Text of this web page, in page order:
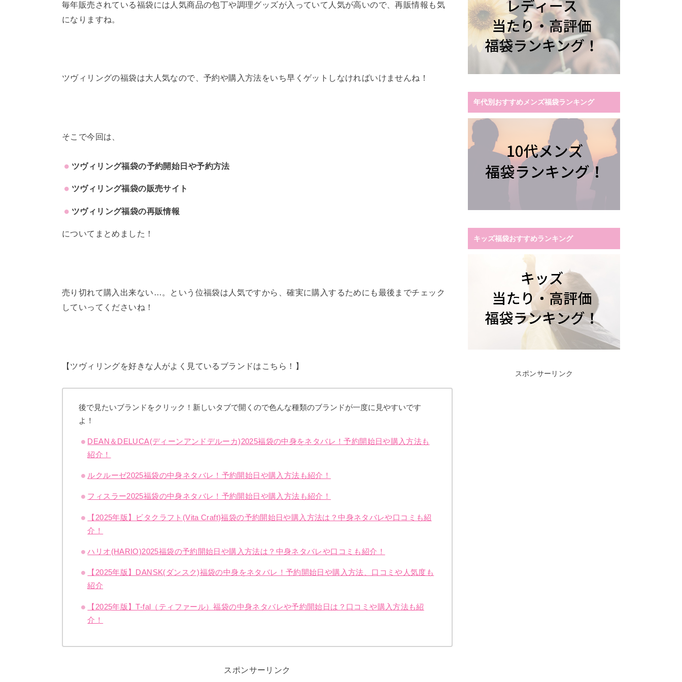
毎年販売されている福袋には人気商品の包丁や調理グッズが入っていて人気が高いので、再販情報も気
になりますね。
ツヴィリングの福袋は大人気なので、予約や購入方法をいち早くゲットしなければいけませんね！
そこで今回は、
ツヴィリング福袋の予約開始日や予約方法
ツヴィリング福袋の販売サイト
ツヴィリング福袋の再販情報
についてまとめました！
売り切れて購入出来ない…。という位福袋は人気ですから、確実に購入するためにも最後までチェック
していってくださいね！
【ツヴィリングを好きな人がよく見ているブランドはこちら！】
後で見たいブランドをクリック！新しいタブで開くので色んな種類のブランドが一度に見やすいです
よ！
DEAN＆DELUCA(ディーンアンドデルーカ)2025福袋の中身をネタバレ！予約開始日や購入方法も
紹介！
ルクルーゼ2025福袋の中身ネタバレ！予約開始日や購入方法も紹介！
フィスラー2025福袋の中身ネタバレ！予約開始日や購入方法も紹介！
【2025年版】ビタクラフト(Vita Craft)福袋の予約開始日や購入方法は？中身ネタバレや口コミも紹
介！
ハリオ(HARIO)2025福袋の予約開始日や購入方法は？中身ネタバレや口コミも紹介！
【2025年版】DANSK(ダンスク)福袋の中身をネタバレ！予約開始日や購入方法、口コミや人気度も
紹介
【2025年版】T-fal（ティファール）福袋の中身ネタバレや予約開始日は？口コミや購入方法も紹
介！
スポンサーリンク
年代別おすすめメンズ福袋ランキング
キッズ福袋おすすめランキング
スポンサーリンク